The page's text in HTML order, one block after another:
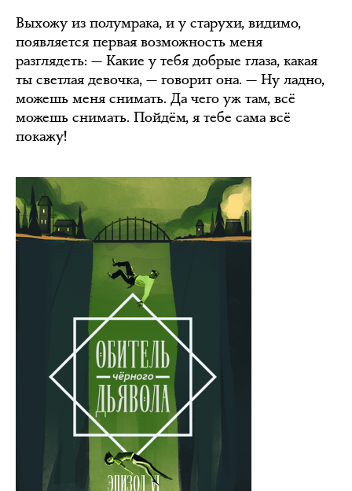
Выхожу из полумрака, и у старухи, видимо,
появляется первая возможность меня
разглядеть: — Какие у тебя добрые глаза, какая
ты светлая девочка, — говорит она. — Ну ладно,
можешь меня снимать. Да чего уж там, всё
можешь снимать. Пойдём, я тебе сама всё
покажу!